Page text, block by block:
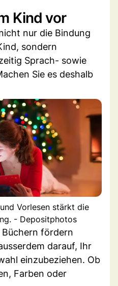
Kind vor
nur die Bindung
sondern
Sprach- sowie
Sie es deshalb
Vorlesen stärkt die
- Depositphotos
Büchern fördern
darauf, Ihr
einzubeziehen. Ob
Farben oder